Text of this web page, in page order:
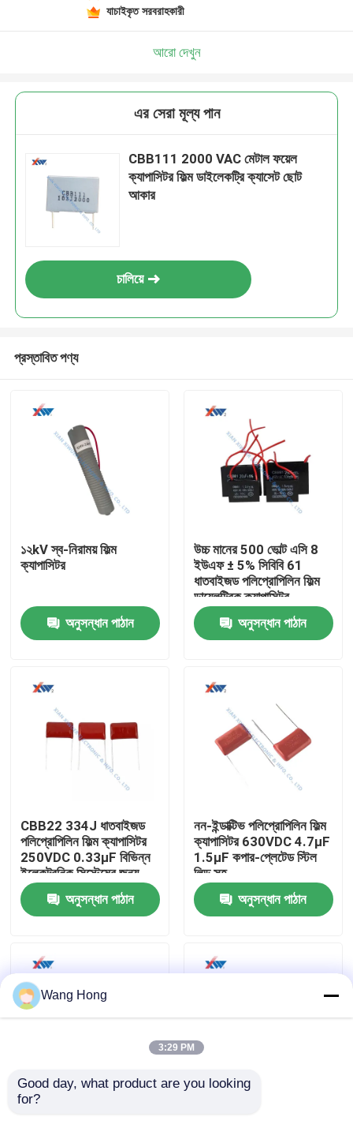
পণ্য
আমাদের সম্পর্কে
কারখানা ভ্রমণ
মান নিয়ন্ত্রণ
যোগাযোগ করুন
উদ্ধৃতির জন্য আবেদন
যাচাইকৃত সরবরাহকারী
আরো দেখুন
এর সেরা মূল্য পান
CBB111 2000 VAC মেটাল ফয়েল
ক্যাপাসিটর ফিল্ম ডাইলেকট্রি ক্যাসেট ছোট
আকার
চালিয়ে
প্রস্তাবিত পণ্য
১২kV স্ব-নিরাময় ফিল্ম
ক্যাপাসিটর
অনুসন্ধান পাঠান
উচ্চ মানের 500 ভোল্ট এসি 8
ইউএফ ± 5% সিবিবি 61
ধাতবাইজড পলিপ্রোপিলিন ফিল্ম
ডায়েলক্ট্রিক ক্যাপাসিটর
অনুসন্ধান পাঠান
CBB22 334J ধাতবাইজড
পলিপ্রোপিলিন ফিল্ম ক্যাপাসিটর
250VDC 0.33μF বিভিন্ন
ইলেকট্রনিক সিস্টেমের জন্য
অনুসন্ধান পাঠান
নন-ইন্ডাক্টিভ পলিপ্রোপিলিন ফিল্ম
ক্যাপাসিটর 630VDC 4.7μF
1.5μF কপার-প্লেটেড স্টিল
লিড সহ
অনুসন্ধান পাঠান
পলিপ্রোপিলিন ফিল্ম ক্যাপাসিটর
Wang Hong
3:29 PM
Good day, what product are you looking
for?